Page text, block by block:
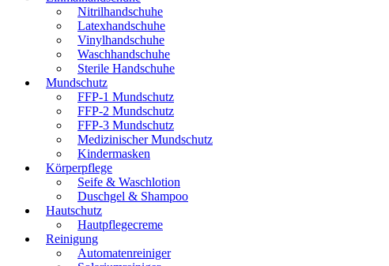
Nitrilhandschuhe
Latexhandschuhe
Vinylhandschuhe
Waschhandschuhe
Sterile Handschuhe
Mundschutz
FFP-1 Mundschutz
FFP-2 Mundschutz
FFP-3 Mundschutz
Medizinischer Mundschutz
Kindermasken
Körperpflege
Seife & Waschlotion
Duschgel & Shampoo
Hautschutz
Hautpflegecreme
Reinigung
Automatenreiniger